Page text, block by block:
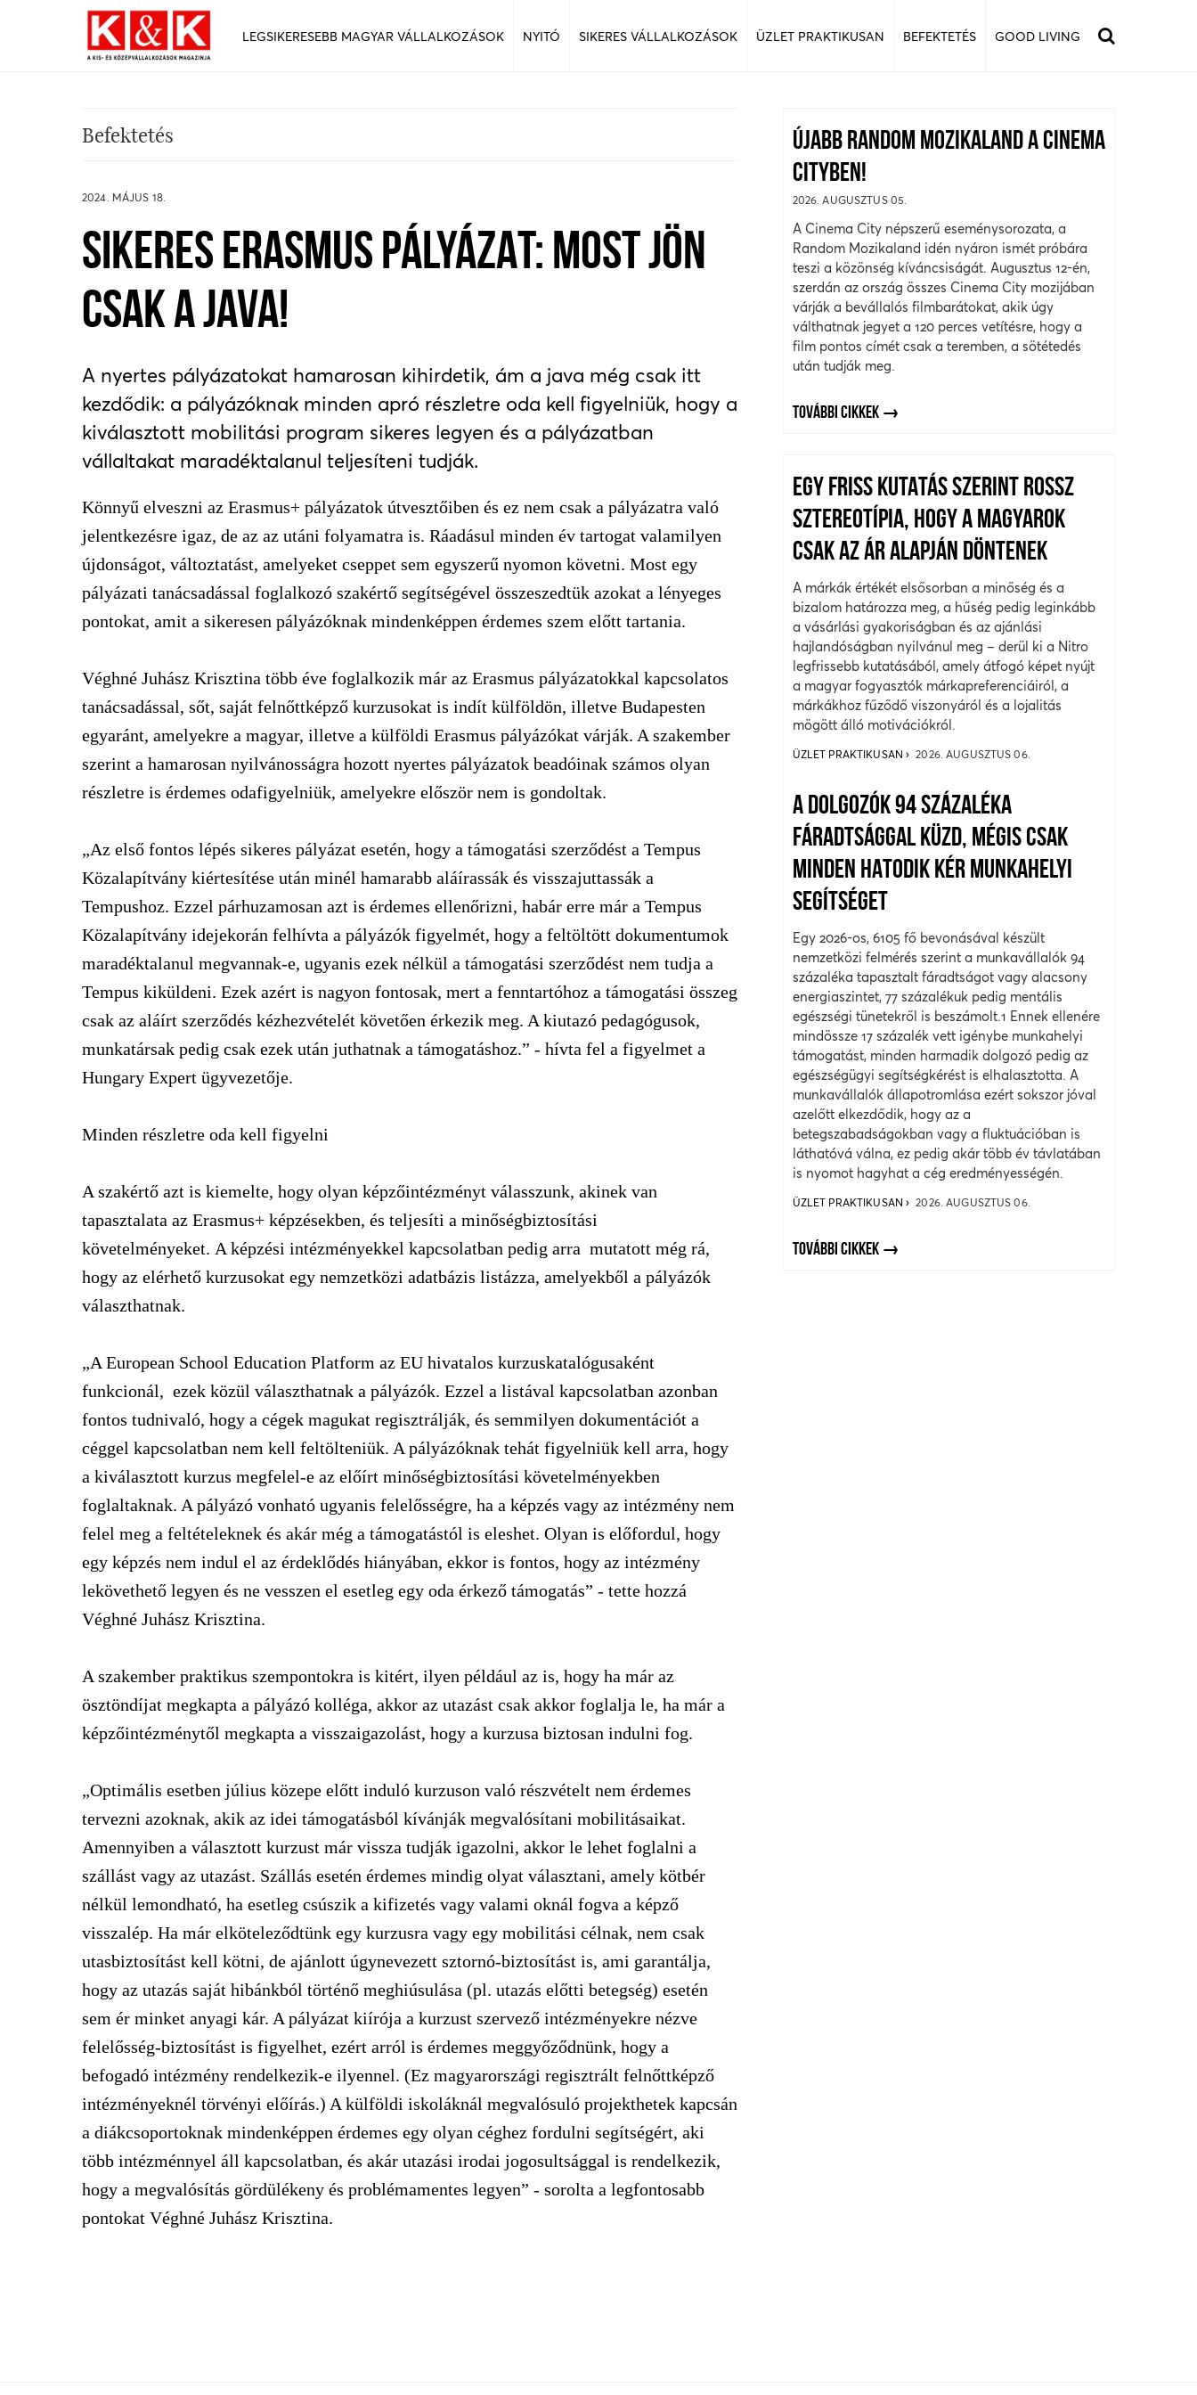
LEGSIKERESEBB MAGYAR VÁLLALKOZÁSOK NYITÓ SIKERES VÁLLALKOZÁSOK ÜZLET PRAKTIKUSAN BEFEKTETÉS GOOD LIVING
Befektetés
2024. MÁJUS 18.
SIKERES ERASMUS PÁLYÁZAT: MOST JÖN
CSAK A JAVA!
A nyertes pályázatokat hamarosan kihirdetik, ám a java még csak itt
kezdődik: a pályázóknak minden apró részletre oda kell figyelniük, hogy a
kiválasztott mobilitási program sikeres legyen és a pályázatban
vállaltakat maradéktalanul teljesíteni tudják.
Könnyű elveszni az Erasmus+ pályázatok útvesztőiben és ez nem csak a pályázatra való
jelentkezésre igaz, de az az utáni folyamatra is. Ráadásul minden év tartogat valamilyen
újdonságot, változtatást, amelyeket cseppet sem egyszerű nyomon követni. Most egy
pályázati tanácsadással foglalkozó szakértő segítségével összeszedtük azokat a lényeges
pontokat, amit a sikeresen pályázóknak mindenképpen érdemes szem előtt tartania.
Véghné Juhász Krisztina több éve foglalkozik már az Erasmus pályázatokkal kapcsolatos
tanácsadással, sőt, saját felnőttképző kurzusokat is indít külföldön, illetve Budapesten
egyaránt, amelyekre a magyar, illetve a külföldi Erasmus pályázókat várják. A szakember
szerint a hamarosan nyilvánosságra hozott nyertes pályázatok beadóinak számos olyan
részletre is érdemes odafigyelniük, amelyekre először nem is gondoltak.
„Az első fontos lépés sikeres pályázat esetén, hogy a támogatási szerződést a Tempus
Közalapítvány kiértesítése után minél hamarabb aláírassák és visszajuttassák a
Tempushoz. Ezzel párhuzamosan azt is érdemes ellenőrizni, habár erre már a Tempus
Közalapítvány idejekorán felhívta a pályázók figyelmét, hogy a feltöltött dokumentumok
maradéktalanul megvannak-e, ugyanis ezek nélkül a támogatási szerződést nem tudja a
Tempus kiküldeni. Ezek azért is nagyon fontosak, mert a fenntartóhoz a támogatási összeg
csak az aláírt szerződés kézhezvételét követően érkezik meg. A kiutazó pedagógusok,
munkatársak pedig csak ezek után juthatnak a támogatáshoz.” - hívta fel a figyelmet a
Hungary Expert ügyvezetője.
Minden részletre oda kell figyelni
A szakértő azt is kiemelte, hogy olyan képzőintézményt válasszunk, akinek van
tapasztalata az Erasmus+ képzésekben, és teljesíti a minőségbiztosítási
követelményeket. A képzési intézményekkel kapcsolatban pedig arra mutatott még rá,
hogy az elérhető kurzusokat egy nemzetközi adatbázis listázza, amelyekből a pályázók
választhatnak.
„A European School Education Platform az EU hivatalos kurzuskatalógusaként
funkcionál, ezek közül választhatnak a pályázók. Ezzel a listával kapcsolatban azonban
fontos tudnivaló, hogy a cégek magukat regisztrálják, és semmilyen dokumentációt a
céggel kapcsolatban nem kell feltölteniük. A pályázóknak tehát figyelniük kell arra, hogy
a kiválasztott kurzus megfelel-e az előírt minőségbiztosítási követelményekben
foglaltaknak. A pályázó vonható ugyanis felelősségre, ha a képzés vagy az intézmény nem
felel meg a feltételeknek és akár még a támogatástól is eleshet. Olyan is előfordul, hogy
egy képzés nem indul el az érdeklődés hiányában, ekkor is fontos, hogy az intézmény
lekövethető legyen és ne vesszen el esetleg egy oda érkező támogatás” - tette hozzá
Véghné Juhász Krisztina.
A szakember praktikus szempontokra is kitért, ilyen például az is, hogy ha már az
ösztöndíjat megkapta a pályázó kolléga, akkor az utazást csak akkor foglalja le, ha már a
képzőintézménytől megkapta a visszaigazolást, hogy a kurzusa biztosan indulni fog.
„Optimális esetben július közepe előtt induló kurzuson való részvételt nem érdemes
tervezni azoknak, akik az idei támogatásból kívánják megvalósítani mobilitásaikat.
Amennyiben a választott kurzust már vissza tudják igazolni, akkor le lehet foglalni a
szállást vagy az utazást. Szállás esetén érdemes mindig olyat választani, amely kötbér
nélkül lemondható, ha esetleg csúszik a kifizetés vagy valami oknál fogva a képző
visszalép. Ha már elköteleződtünk egy kurzusra vagy egy mobilitási célnak, nem csak
utasbiztosítást kell kötni, de ajánlott úgynevezett sztornó-biztosítást is, ami garantálja,
hogy az utazás saját hibánkból történő meghiúsulása (pl. utazás előtti betegség) esetén
sem ér minket anyagi kár. A pályázat kiírója a kurzust szervező intézményekre nézve
felelősség-biztosítást is figyelhet, ezért arról is érdemes meggyőződnünk, hogy a
befogadó intézmény rendelkezik-e ilyennel. (Ez magyarországi regisztrált felnőttképző
intézményeknél törvényi előírás.) A külföldi iskoláknál megvalósuló projekthetek kapcsán
a diákcsoportoknak mindenképpen érdemes egy olyan céghez fordulni segítségért, aki
több intézménnyel áll kapcsolatban, és akár utazási irodai jogosultsággal is rendelkezik,
hogy a megvalósítás gördülékeny és problémamentes legyen” - sorolta a legfontosabb
pontokat Véghné Juhász Krisztina.
ÚJABB RANDOM MOZIKALAND A CINEMA
CITYBEN!
2026. AUGUSZTUS 05.
A Cinema City népszerű eseménysorozata, a
Random Mozikaland idén nyáron ismét próbára
teszi a közönség kíváncsiságát. Augusztus 12-én,
szerdán az ország összes Cinema City mozijában
várják a bevállalós filmbarátokat, akik úgy
válthatnak jegyet a 120 perces vetítésre, hogy a
film pontos címét csak a teremben, a sötétedés
után tudják meg.
TOVÁBBI CIKKEK
EGY FRISS KUTATÁS SZERINT ROSSZ
SZTEREOTÍPIA, HOGY A MAGYAROK
CSAK AZ ÁR ALAPJÁN DÖNTENEK
A márkák értékét elsősorban a minőség és a
bizalom határozza meg, a hűség pedig leginkább
a vásárlási gyakoriságban és az ajánlási
hajlandóságban nyilvánul meg – derül ki a Nitro
legfrissebb kutatásából, amely átfogó képet nyújt
a magyar fogyasztók márkapreferenciáiról, a
márkákhoz fűződő viszonyáról és a lojalitás
mögött álló motivációkról.
ÜZLET PRAKTIKUSAN 2026. AUGUSZTUS 06.
A DOLGOZÓK 94 SZÁZALÉKA
FÁRADTSÁGGAL KÜZD, MÉGIS CSAK
MINDEN HATODIK KÉR MUNKAHELYI
SEGÍTSÉGET
Egy 2026-os, 6105 fő bevonásával készült
nemzetközi felmérés szerint a munkavállalók 94
százaléka tapasztalt fáradtságot vagy alacsony
energiaszintet, 77 százalékuk pedig mentális
egészségi tünetekről is beszámolt.1 Ennek ellenére
mindössze 17 százalék vett igénybe munkahelyi
támogatást, minden harmadik dolgozó pedig az
egészségügyi segítségkérést is elhalasztotta. A
munkavállalók állapotromlása ezért sokszor jóval
azelőtt elkezdődik, hogy az a
betegszabadságokban vagy a fluktuációban is
láthatóvá válna, ez pedig akár több év távlatában
is nyomot hagyhat a cég eredményességén.
ÜZLET PRAKTIKUSAN 2026. AUGUSZTUS 06.
TOVÁBBI CIKKEK